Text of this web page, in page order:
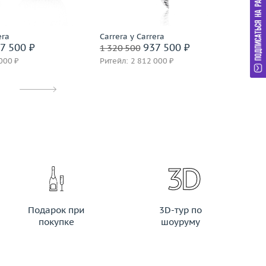
500 ₽
₽
Carrera y Carrera
1 320 500937 500 ₽
Ритейл: 2 812 000 ₽
Подарок при
покупке
3D-тур по
шоуруму